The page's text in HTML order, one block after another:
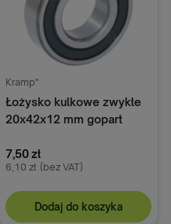
Kramp"
Łożysko kulkowe zwykłe
20x42x12 mm gopart
7,50 zł
6,10 zł (bez VAT)
Dodaj do koszyka